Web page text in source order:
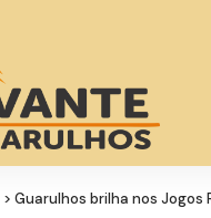
> Guarulhos brilha nos